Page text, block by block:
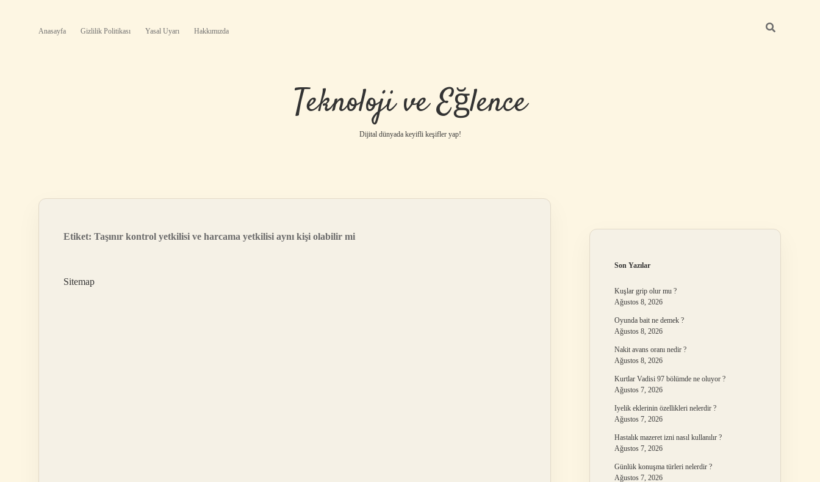
Anasayfa Gizlilik Politikası Yasal Uyarı Hakkımızda
Teknoloji ve Eğlence
Dijital dünyada keyifli keşifler yap!
Etiket: Taşınır kontrol yetkilisi ve harcama yetkilisi aynı kişi olabilir mi
Sitemap
Son Yazılar
Kuşlar grip olur mu ?
Ağustos 8, 2026
Oyunda bait ne demek ?
Ağustos 8, 2026
Nakit avans oranı nedir ?
Ağustos 8, 2026
Kurtlar Vadisi 97 bölümde ne oluyor ?
Ağustos 7, 2026
Iyelik eklerinin özellikleri nelerdir ?
Ağustos 7, 2026
Hastalık mazeret izni nasıl kullanılır ?
Ağustos 7, 2026
Günlük konuşma türleri nelerdir ?
Ağustos 7, 2026